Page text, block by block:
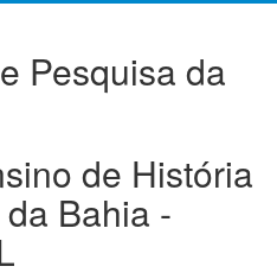
Pesquisa da
de História
Bahia -